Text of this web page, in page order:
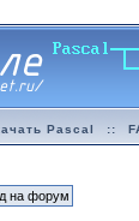
Pascal ::